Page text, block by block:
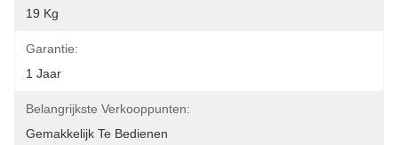
19 Kg
Garantie:
1 Jaar
Belangrijkste Verkooppunten:
Gemakkelijk Te Bedienen